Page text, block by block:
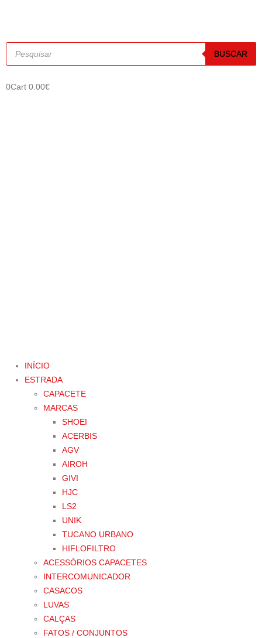
BUSCAR
0Cart 0.00€
INÍCIO
ESTRADA
CAPACETE
MARCAS
SHOEI
ACERBIS
AGV
AIROH
GIVI
HJC
LS2
UNIK
TUCANO URBANO
HIFLOFILTRO
ACESSÓRIOS CAPACETES
INTERCOMUNICADOR
CASACOS
LUVAS
CALÇAS
FATOS / CONJUNTOS